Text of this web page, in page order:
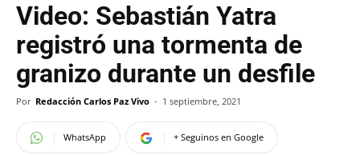
Video: Sebastián Yatra
registró una tormenta de
granizo durante un desfile
Por Redacción Carlos Paz Vivo - 1 septiembre, 2021
WhatsApp + Seguinos en Google